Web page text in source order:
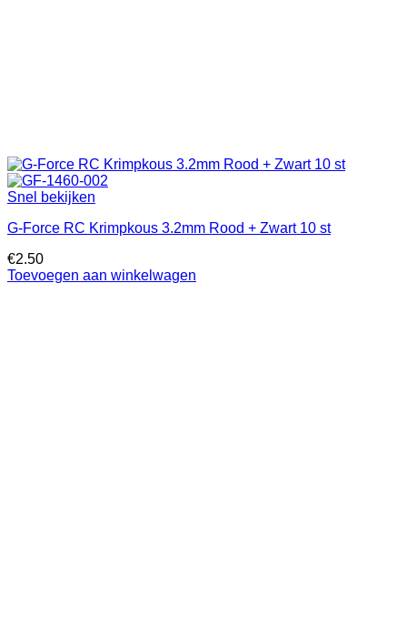
Snel bekijken
G-Force RC Krimpkous 3.2mm Rood + Zwart 10 st
€2.50
Toevoegen aan winkelwagen